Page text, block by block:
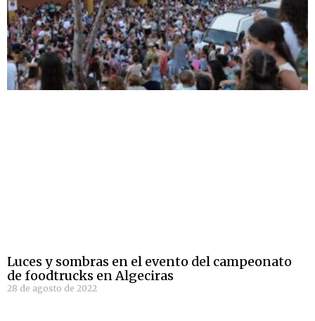
Luces y sombras en el evento del campeonato
de foodtrucks en Algeciras
28 de agosto de 2022